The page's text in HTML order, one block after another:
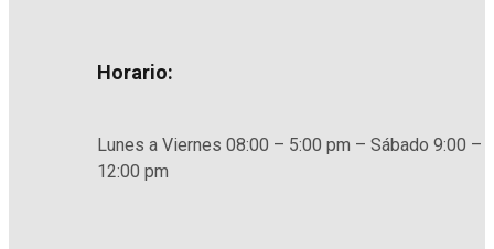
Horario:
Lunes a Viernes 08:00 – 5:00 pm – Sábado 9:00 –
12:00 pm